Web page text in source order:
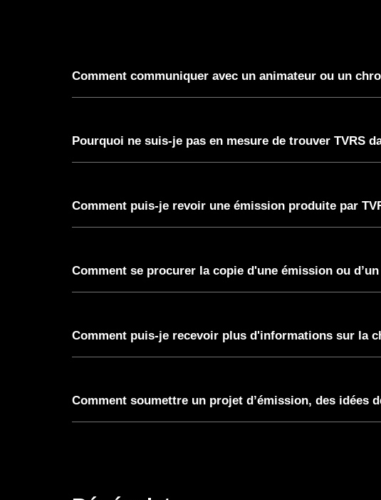
Comment communiquer avec un animateur ou un
Pourquoi ne suis-je pas en mesure de trouver TVRS
Comment puis-je revoir une émission produite par
Comment se procurer la copie d'une émission ou
Comment puis-je recevoir plus d'informations sur la
Comment soumettre un projet d’émission, des idées